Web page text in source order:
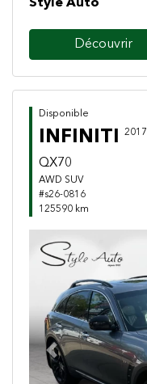
Style Auto
Découvrir
Disponible
INFINITI 2017
QX70
AWD SUV
#s26-0816
125590 km
Previous